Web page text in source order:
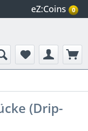
eZ:Coins 0
(Drip-